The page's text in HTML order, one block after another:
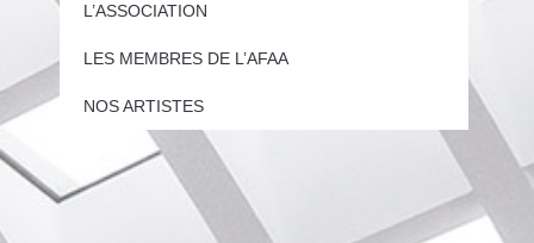
L’ASSOCIATION
LES MEMBRES DE L’AFAA
NOS ARTISTES